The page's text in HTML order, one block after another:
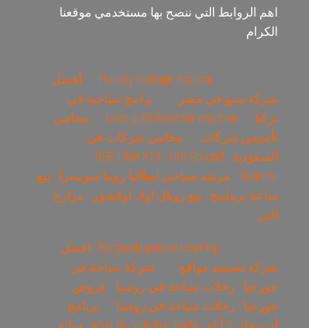
اهم الروابط التي ننصح بها مستخدمي موقعنا
الكرام
Holiday cottage Borjomi
أفضل
شركة سيو في مصر
برامج سياحية في
تركيا
best gold detector machine
محامي
تأسيس شركات
محامي شركات في
السعودية
GER Titan X13
UIG Ground
Scanner
مرشد سياحى ايطاليا روما سويسرا
بيع
ساعة بريتلينج
بيع رويال اوك اوفشور
مزارع
البن
hurghada private boat trip
افضل
شركة تصميم مواقع
شركة سياحة في
جورجيا
رحلات سياحة في روسيا
عروض
جورجيا
رحلات سياحة في روسيا
برنامج
أذربيجان 5 أيام
what to do in hurghada سائق